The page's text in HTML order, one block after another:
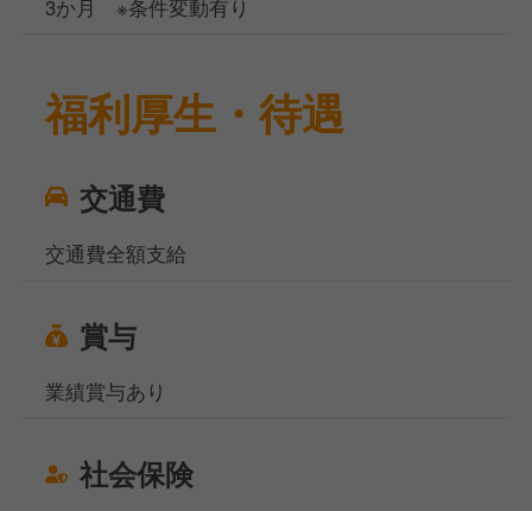
3か月 ※条件変動有り
福利厚生・待遇
交通費
交通費全額支給
賞与
業績賞与あり
社会保険